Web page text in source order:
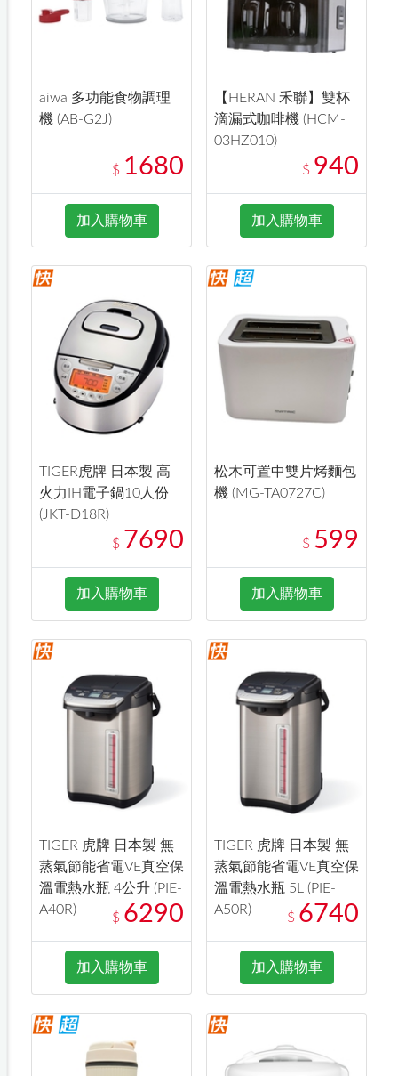
aiwa 多功能食物調理
機 (AB-G2J)
$ 1680
加入購物車
【HERAN 禾聯】雙杯
滴漏式咖啡機 (HCM-
03HZ010)
$ 940
加入購物車
TIGER虎牌 日本製 高
火力IH電子鍋10人份
(JKT-D18R)
$ 7690
加入購物車
松木可置中雙片烤麵包
機 (MG-TA0727C)
$ 599
加入購物車
TIGER 虎牌 日本製 無
蒸氣節能省電VE真空保
溫電熱水瓶 4公升 (PIE-
A40R)
$ 6290
加入購物車
TIGER 虎牌 日本製 無
蒸氣節能省電VE真空保
溫電熱水瓶 5L (PIE-
A50R)
$ 6740
加入購物車